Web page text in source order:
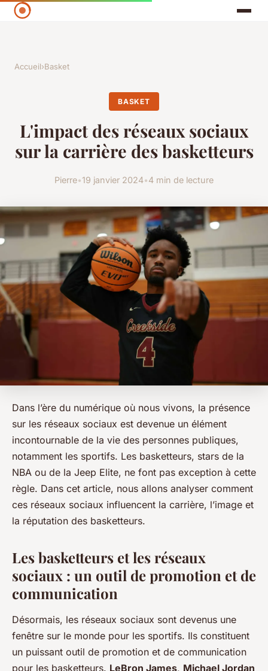
Accueil›Basket
BASKET
L'impact des réseaux sociaux
sur la carrière des basketteurs
Pierre•19 janvier 2024•4 min de lecture
Dans l’ère du numérique où nous vivons, la présence
sur les réseaux sociaux est devenue un élément
incontournable de la vie des personnes publiques,
notamment les sportifs. Les basketteurs, stars de la
NBA ou de la Jeep Elite, ne font pas exception à cette
règle. Dans cet article, nous allons analyser comment
ces réseaux sociaux influencent la carrière, l’image et
la réputation des basketteurs.
Les basketteurs et les réseaux
sociaux : un outil de promotion et de
communication
Désormais, les réseaux sociaux sont devenus une
fenêtre sur le monde pour les sportifs. Ils constituent
un puissant outil de promotion et de communication
pour les basketteurs. LeBron James, Michael Jordan